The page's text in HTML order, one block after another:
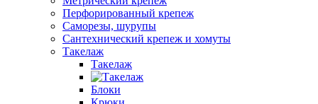
Перфорированный крепеж
Саморезы, шурупы
Сантехнический крепеж и хомуты
Такелаж
Такелаж
Блоки